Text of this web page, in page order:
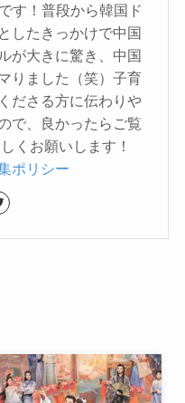
す！普段から韓国ド
したきっかけで中国
が大きに驚き、中国
りました（笑）子育
ださる方に伝わりや
で、良かったらご覧
くお願いします！
ポリシー